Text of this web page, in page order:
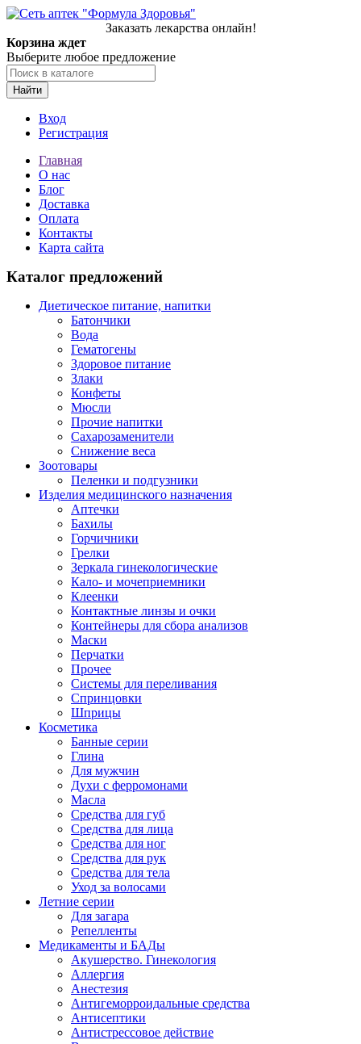
Заказать лекарства онлайн!
Корзина ждет
Выберите любое предложение
Найти
Вход
Регистрация
Главная
О нас
Блог
Доставка
Оплата
Контакты
Карта сайта
Каталог предложений
Диетическое питание, напитки
Батончики
Вода
Гематогены
Здоровое питание
Злаки
Конфеты
Мюсли
Прочие напитки
Сахарозаменители
Снижение веса
Зоотовары
Пеленки и подгузники
Изделия медицинского назначения
Аптечки
Бахилы
Горчичники
Грелки
Зеркала гинекологические
Кало- и мочеприемники
Клеенки
Контактные линзы и очки
Контейнеры для сбора анализов
Маски
Перчатки
Прочее
Системы для переливания
Спринцовки
Шприцы
Косметика
Банные серии
Глина
Для мужчин
Духи с ферромонами
Масла
Средства для губ
Средства для лица
Средства для ног
Средства для рук
Средства для тела
Уход за волосами
Летние серии
Для загара
Репелленты
Медикаменты и БАДы
Акушерство. Гинекология
Аллергия
Анестезия
Антигеморроидальные средства
Антисептики
Антистрессовое действие